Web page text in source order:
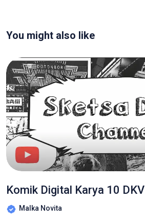
You might also like
Komik Digital Karya 10 DKV
Malka Novita